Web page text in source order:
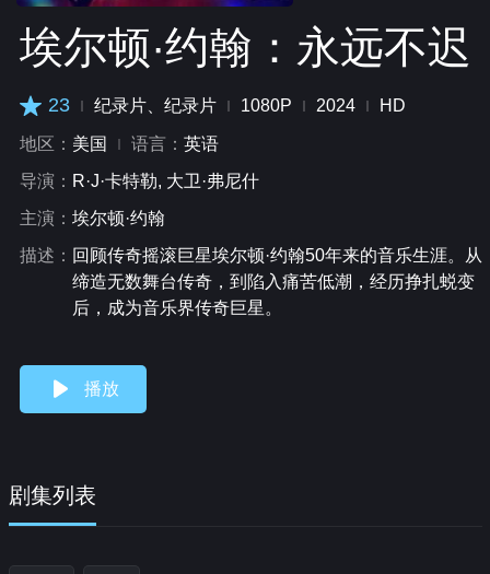
埃尔顿·约翰：永远不迟
23 纪录片、纪录片 1080P 2024 HD
地区： 美国 语言： 英语
导演： R·J·卡特勒, 大卫·弗尼什
主演： 埃尔顿·约翰
描述： 回顾传奇摇滚巨星埃尔顿·约翰50年来的音乐生涯。从
缔造无数舞台传奇，到陷入痛苦低潮，经历挣扎蜕变
后，成为音乐界传奇巨星。
播放
剧集列表